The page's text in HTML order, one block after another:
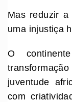
Mas reduzir a
uma injustiça
O
juventude
com